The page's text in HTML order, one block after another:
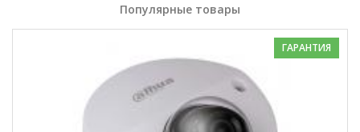
Популярные товары
ГАРАНТИЯ